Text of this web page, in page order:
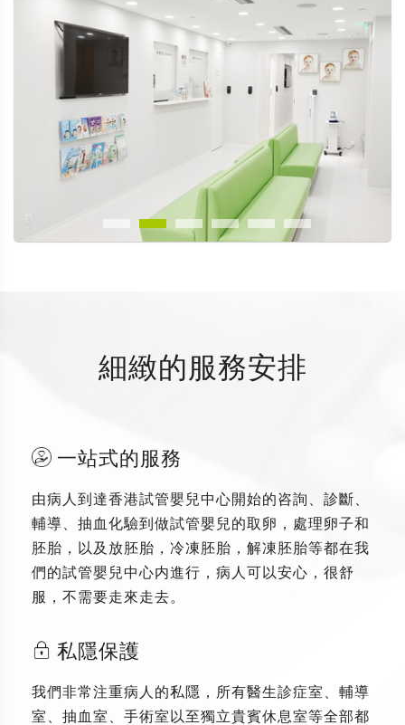
細緻的服務安排
一站式的服務
由病人到達香港試管嬰兒中心開始的咨詢、診斷、
輔導、抽血化驗到做試管嬰兒的取卵，處理卵子和
胚胎，以及放胚胎，冷凍胚胎，解凍胚胎等都在我
們的試管嬰兒中心内進行，病人可以安心，很舒
服，不需要走來走去。
私隱保護
我們非常注重病人的私隱，所有醫生診症室、輔導
室、抽血室、手術室以至獨立貴賓休息室等全部都